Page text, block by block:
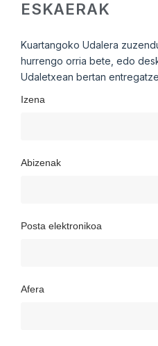
ESKAERAK
Kuartangoko Udalera
hurrengo orria bete, edo
Udaletxean bertan
Izena
Abizenak
Posta elektronikoa
Afera